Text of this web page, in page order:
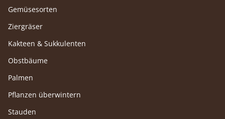
Gemüsesorten
Ziergräser
Kakteen & Sukkulenten
Obstbäume
Palmen
Pflanzen überwintern
Stauden